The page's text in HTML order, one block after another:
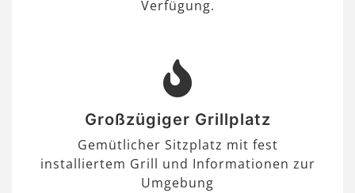
Verfügung.
Großzügiger Grillplatz
Gemütlicher Sitzplatz mit fest
installiertem Grill und Informationen zur
Umgebung